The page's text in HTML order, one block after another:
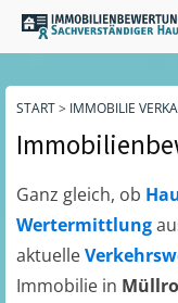
START> IMMOBILIE
Ganz gleich, ob
Wertermittlung
aktuelle
Immobilie in